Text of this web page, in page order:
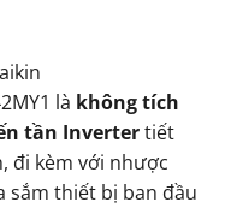
là không tích
tần Invertertiết
đi kèm với nhược
sắm thiết bị ban đầu